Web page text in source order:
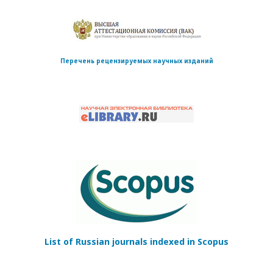
Перечень рецензируемых научных изданий
List of Russian journals indexed in Scopus